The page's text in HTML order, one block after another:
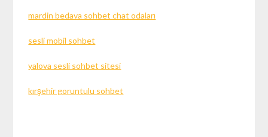
mardin bedava sohbet chat odaları
sesli mobil sohbet
yalova sesli sohbet sitesi
kırşehir goruntulu sohbet